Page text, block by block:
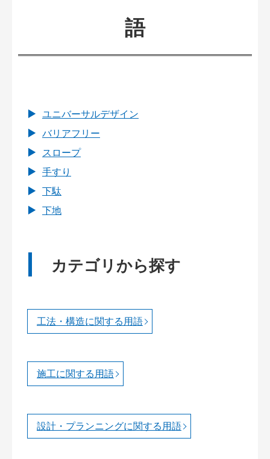
語
ユニバーサルデザイン
バリアフリー
スロープ
手すり
下駄
下地
カテゴリから探す
工法・構造に関する用語
施工に関する用語
設計・プランニングに関する用語